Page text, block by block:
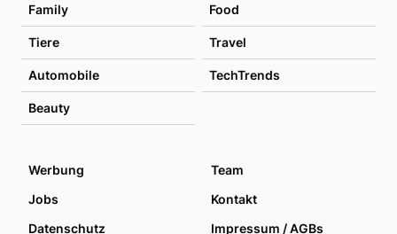
Family Food
Tiere Travel
Automobile TechTrends
Beauty
Werbung
Team
Jobs
Kontakt
Datenschutz
Impressum / AGBs